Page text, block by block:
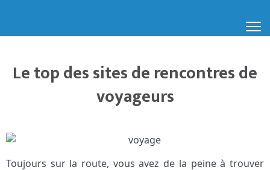
Le top des sites de rencontres de
voyageurs
Toujours sur la route, vous avez de la peine à trouver